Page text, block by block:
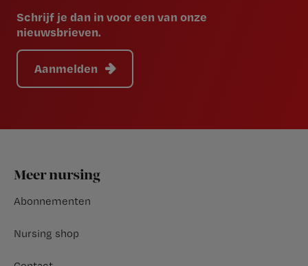
Schrijf je dan in voor een van onze
nieuwsbrieven.
Aanmelden
Footer
Meer nursing
Abonnementen
Nursing shop